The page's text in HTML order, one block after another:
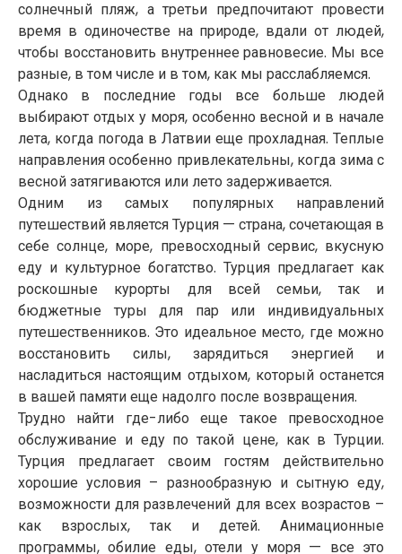
солнечный пляж, а третьи предпочитают провести
время в одиночестве на природе, вдали от людей,
чтобы восстановить внутреннее равновесие. Мы все
разные, в том числе и в том, как мы расслабляемся.
Однако в последние годы все больше людей
выбирают отдых у моря, особенно весной и в начале
лета, когда погода в Латвии еще прохладная. Теплые
направления особенно привлекательны, когда зима с
весной затягиваются или лето задерживается.
Одним из самых популярных направлений
путешествий является Турция — страна, сочетающая в
себе солнце, море, превосходный сервис, вкусную
еду и культурное богатство. Турция предлагает как
роскошные курорты для всей семьи, так и
бюджетные туры для пар или индивидуальных
путешественников. Это идеальное место, где можно
восстановить силы, зарядиться энергией и
насладиться настоящим отдыхом, который останется
в вашей памяти еще надолго после возвращения.
Трудно найти где-либо еще такое превосходное
обслуживание и еду по такой цене, как в Турции.
Турция предлагает своим гостям действительно
хорошие условия – разнообразную и сытную еду,
возможности для развлечений для всех возрастов –
как взрослых, так и детей. Анимационные
программы, обилие еды, отели у моря — все это